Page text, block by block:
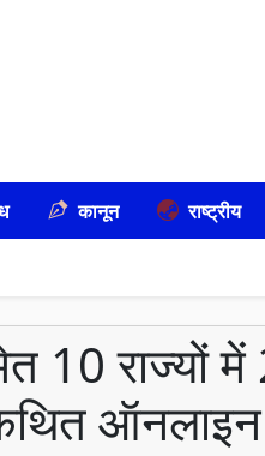
कानून राष्ट्रीय
10 राज्यों में
ऑनलाइन